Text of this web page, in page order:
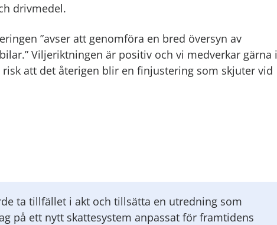
drivmedel.
”avser att genomföra en bred översyn av
Viljeriktningen är positiv och vi medverkar gärna i
att det återigen blir en finjustering som skjuter vid
ta tillfället i akt och tillsätta en utredning som
på ett nytt skattesystem anpassat för framtidens